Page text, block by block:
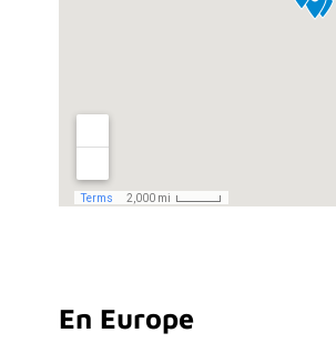
En Europe